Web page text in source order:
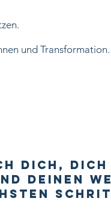
und Transformation.
Dich, Dich
Deinen